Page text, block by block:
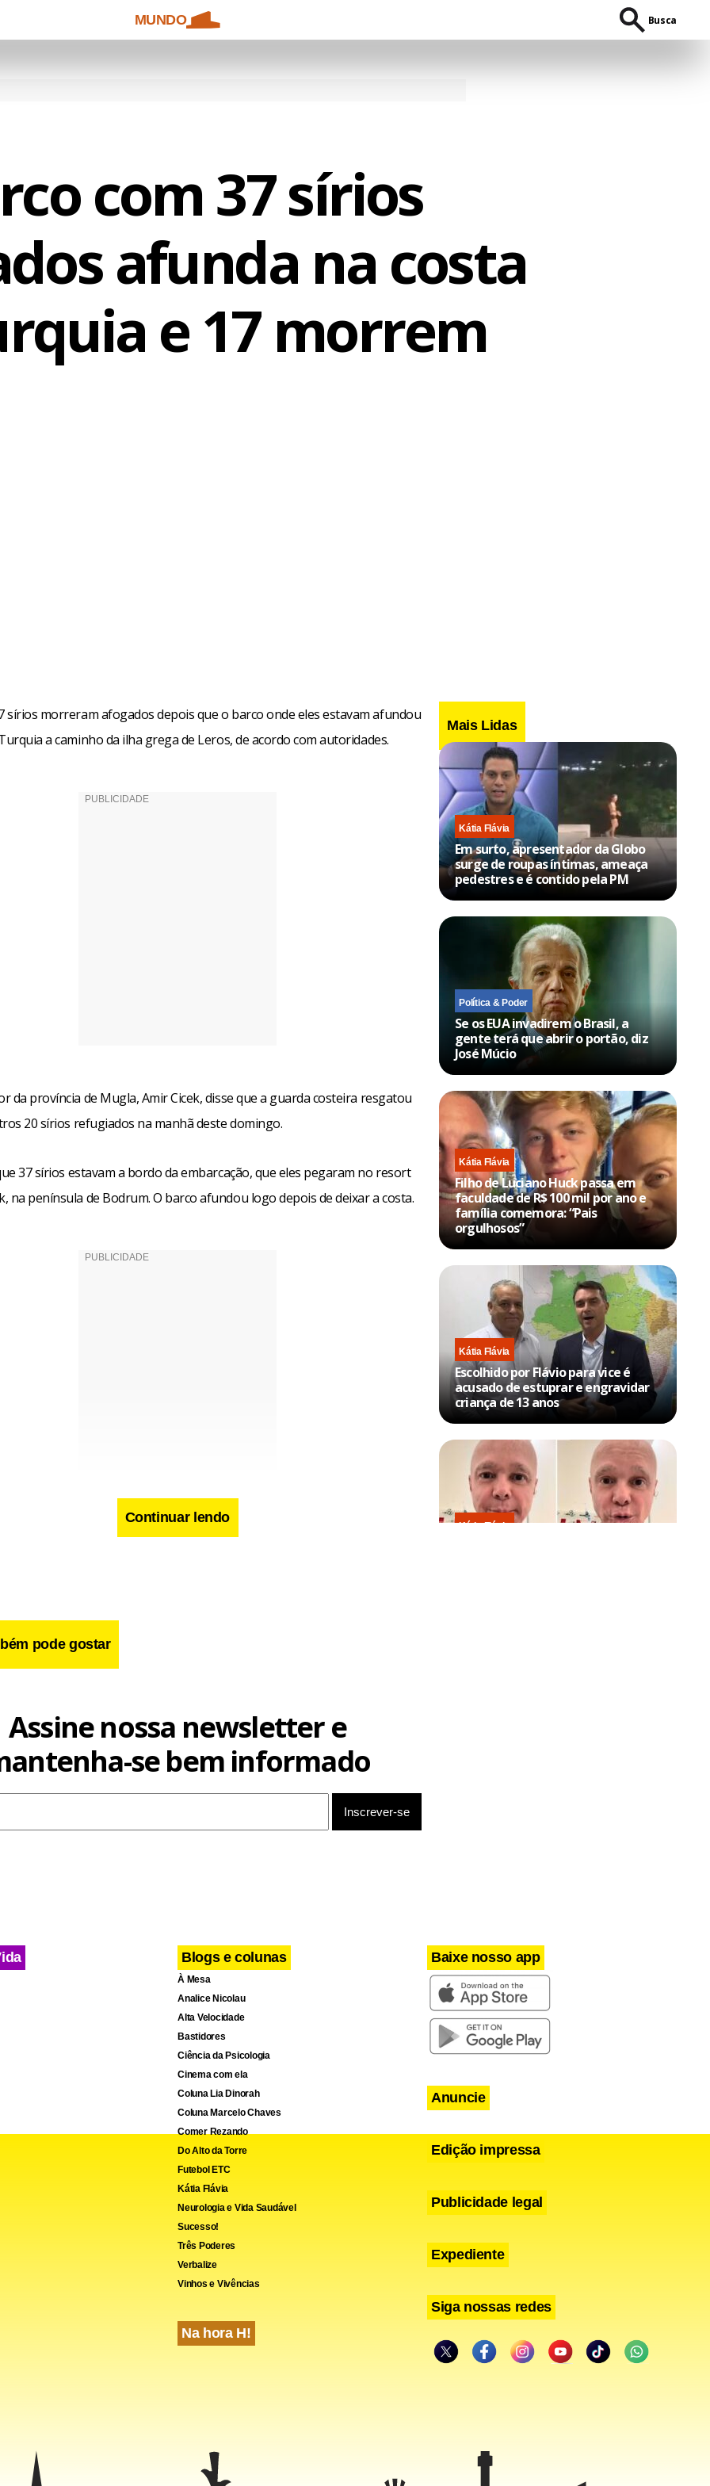
MUNDO Busca
com 37 sírios
afunda na costa
e 17 morrem
sírios morreram afogados depois que o barco onde eles estavam afundou
a caminho da ilha grega de Leros, de acordo com autoridades.
da província de Mugla, Amir Cicek, disse que a guarda costeira resgatou
20 sírios refugiados na manhã deste domingo.
37 sírios estavam a bordo da embarcação, que eles pegaram no resort
na península de Bodrum. O barco afundou logo depois de deixar a costa.
LinkedIn
Twitter
X
Continuar lendo
pode gostar
Mais Lidas
Kátia Flávia
Em surto, apresentador da Globo
surge de roupas íntimas, ameaça
pedestres e é contido pela PM
Política & Poder
Se os EUA invadirem o Brasil, a
gente terá que abrir o portão, diz
José Múcio
Kátia Flávia
Filho de Luciano Huck passa em
faculdade de R$ 100 mil por ano e
família comemora: “Pais
orgulhosos”
Kátia Flávia
Escolhido por Flávio para vice é
acusado de estuprar e engravidar
criança de 13 anos
Kátia Flávia
Assine nossa newsletter e
se bem informado
Blogs e colunas
À Mesa
Analice Nicolau
Alta Velocidade
Bastidores
Ciência da Psicologia
Cinema com ela
Coluna Lia Dinorah
Coluna Marcelo Chaves
Comer Rezando
Do Alto da Torre
Futebol ETC
Kátia Flávia
Neurologia e Vida Saudável
Sucesso!
Três Poderes
Verbalize
Vinhos e Vivências
Na hora H!
Baixe nosso app
Anuncie
Edição impressa
Publicidade legal
Expediente
Siga nossas redes